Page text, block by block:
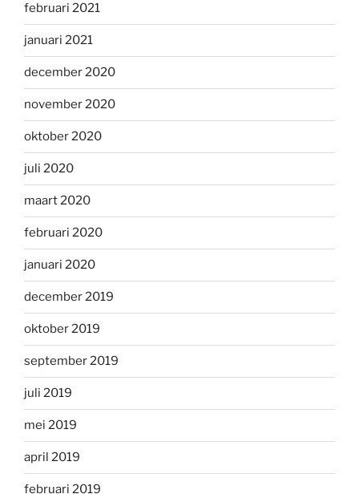
februari 2021
januari 2021
december 2020
november 2020
oktober 2020
juli 2020
maart 2020
februari 2020
januari 2020
december 2019
oktober 2019
september 2019
juli 2019
mei 2019
april 2019
februari 2019